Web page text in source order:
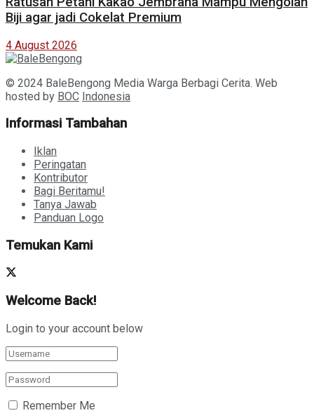
Biji agar jadi Cokelat Premium
4 August 2026
© 2024 BaleBengong Media Warga Berbagi Cerita. Web
hosted by BOC Indonesia
Informasi Tambahan
Iklan
Peringatan
Kontributor
Bagi Beritamu!
Tanya Jawab
Panduan Logo
Temukan Kami
Welcome Back!
Login to your account below
Remember Me